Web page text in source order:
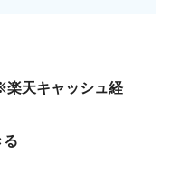
天キャッシュ経
る